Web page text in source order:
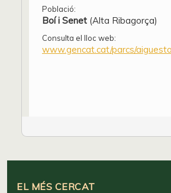
Població:
Boí i Senet (Alta Ribagorça)
Consulta el lloc web:
www.gencat.cat/parcs/
EL MÉS CERCAT